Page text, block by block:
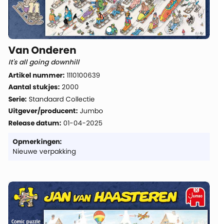
Van Onderen
It's all going downhill
Artikel nummer: 1110100639
Aantal stukjes: 2000
Serie: Standaard Collectie
Uitgever/producent: Jumbo
Release datum: 01-04-2025
Opmerkingen:
Nieuwe verpakking